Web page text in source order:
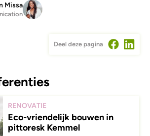
Missa
Deel deze pagina
RENOVATIE
Eco-vriendelijk bouwen in
pittoresk Kemmel